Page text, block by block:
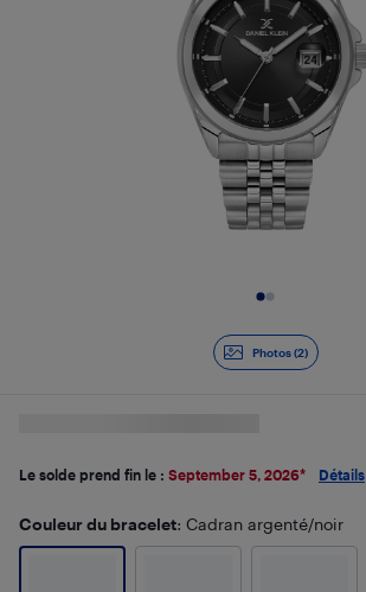
Photos (2)
Le solde prend fin le : September 5, 2026* Détails
Couleur du bracelet: Cadran argenté/noir